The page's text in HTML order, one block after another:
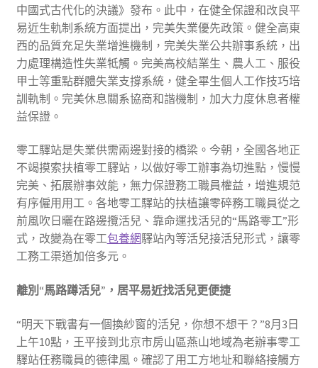
中國式古代化的決議》發布。此中，在健全保證和改良平
易近生軌制系統方面提出，完美失業優先政策。健全高東
西的品質充足失業增進機制，完美失業公共辦事系統，出
力處理構造性失業牴觸。完美高校結業生、農人工、服役
甲士等重點群體失業支撐系統，健全畢生個人工作技巧培
訓軌制。完美休息關系協商和諧機制，加大力度休息者權
益保證。
零工驛站是失業供需兩邊對接的橋梁。今朝，全國各地正
不竭摸索扶植零工驛站，以做好零工辦事為切進點，慢慢
完美、拓展辦事效能，無力保證務工職員權益，增進規范
有序僱用用工。各地零工驛站的扶植讓零碎務工職員從之
前風吹日曬在路邊攬活兒、靠命運找活兒的“馬路零工”形
式，改變為在零工包養網驛站內等活兒接活兒形式，讓零
工務工渠道加倍多元。
離別“馬路蹲活兒”，居平易近找活兒更便捷
“明天下戰書有一個換紗窗的活兒，你想不想干？”8月3日
上午10點，王平接到北京市房山區燕山地域為老辦事零工
驛站任務職員的德律風。確認了用工方地址和聯絡接觸方